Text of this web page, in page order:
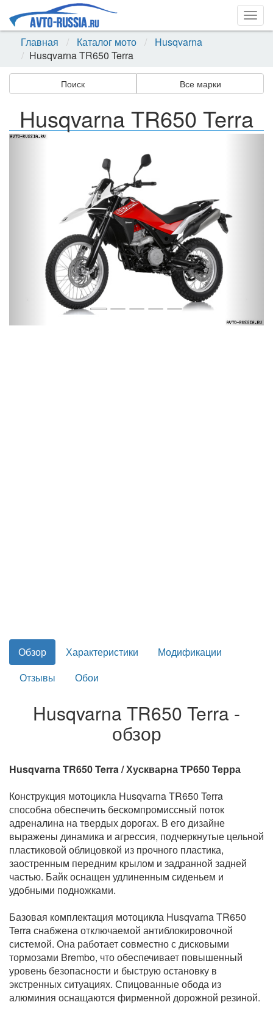
Главная
Каталог мото
Husqvarna
Husqvarna TR650 Terra
Поиск Все марки
Husqvarna TR650 Terra
Назад
Обзор Характеристики
Модификации
Отзывы
Обои
Husqvarna TR650 Terra -
обзор
Husqvarna TR650 Terra / Хускварна TР650 Терра
Конструкция мотоцикла Husqvarna TR650 Terra
способна обеспечить бескомпромиссный поток
адреналина на твердых дорогах. В его дизайне
выражены динамика и агрессия, подчеркнутые цельной
пластиковой облицовкой из прочного пластика,
заостренным передним крылом и задранной задней
частью. Байк оснащен удлиненным сиденьем и
удобными подножками.
Базовая комплектация мотоцикла Husqvarna TR650
Terra снабжена отключаемой антиблокировочной
системой. Она работает совместно с дисковыми
тормозами Brembo, что обеспечивает повышенный
уровень безопасности и быструю остановку в
экстренных ситуациях. Спицованные обода из
алюминия оснащаются фирменной дорожной резиной.